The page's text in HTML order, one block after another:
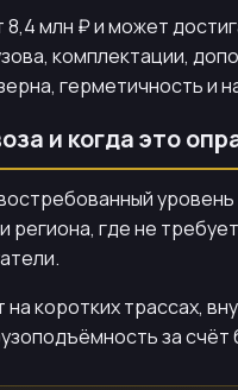
млн ₽ и может
комплектации,
герметичность и
и когда это
где не
коротких трассах,
за